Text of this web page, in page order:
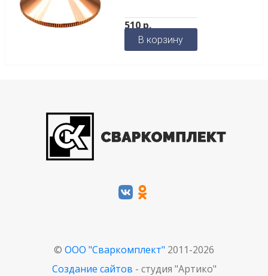
510р.
В корзину
© ООО "Сваркомплект" 2011-2026
Создание сайтов - студия "Артико"